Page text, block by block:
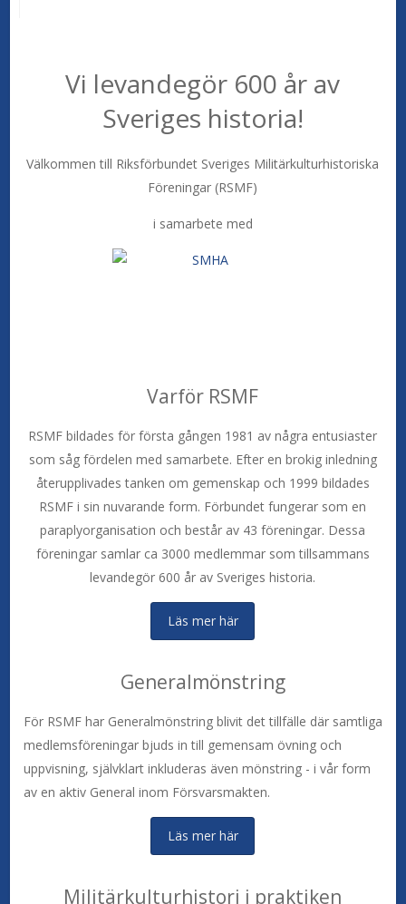
Vi levandegör 600 år av
Sveriges historia!
Välkommen till Riksförbundet Sveriges Militärkulturhistoriska
Föreningar (RSMF)
i samarbete med
Varför RSMF
RSMF bildades för första gången 1981 av några entusiaster
som såg fördelen med samarbete. Efter en brokig inledning
återupplivades tanken om gemenskap och 1999 bildades
RSMF i sin nuvarande form. Förbundet fungerar som en
paraplyorganisation och består av 43 föreningar. Dessa
föreningar samlar ca 3000 medlemmar som tillsammans
levandegör 600 år av Sveriges historia.
Läs mer här
Generalmönstring
För RSMF har Generalmönstring blivit det tillfälle där samtliga
medlemsföreningar bjuds in till gemensam övning och
uppvisning, självklart inkluderas även mönstring - i vår form
av en aktiv General inom Försvarsmakten.
Läs mer här
Militärkulturhistori i praktiken